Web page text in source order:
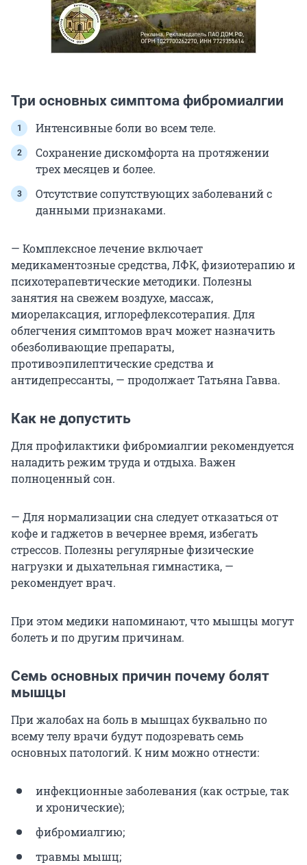
Три основных симптома фибромиалгии
Интенсивные боли во всем теле.
Сохранение дискомфорта на протяжении
трех месяцев и более.
Отсутствие сопутствующих заболеваний с
данными признаками.
— Комплексное лечение включает
медикаментозные средства, ЛФК, физиотерапию и
психотерапевтические методики. Полезны
занятия на свежем воздухе, массаж,
миорелаксация, иглорефлексотерапия. Для
облегчения симптомов врач может назначить
обезболивающие препараты,
противоэпилептические средства и
антидепрессанты, — продолжает Татьяна Гавва.
Как не допустить
Для профилактики фибромиалгии рекомендуется
наладить режим труда и отдыха. Важен
полноценный сон.
— Для нормализации сна следует отказаться от
кофе и гаджетов в вечернее время, избегать
стрессов. Полезны регулярные физические
нагрузки и дыхательная гимнастика, —
рекомендует врач.
При этом медики напоминают, что мышцы могут
болеть и по другим причинам.
Семь основных причин почему болят
мышцы
При жалобах на боль в мышцах буквально по
всему телу врачи будут подозревать семь
основных патологий. К ним можно отнести:
инфекционные заболевания (как острые, так
и хронические);
фибромиалгию;
травмы мышц;